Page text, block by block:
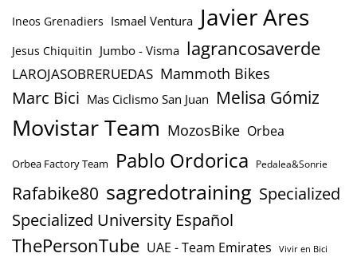
Ineos Grenadiers Ismael Ventura Javier Ares
Jesus Chiquitin Jumbo - Visma lagrancosaverde
LAROJASOBRERUEDAS Mammoth Bikes
Marc Bici Mas Ciclismo San Juan Melisa Gómiz
Movistar Team MozosBike Orbea
Orbea Factory Team Pablo Ordorica Pedalea&Sonrie
Rafabike80 sagredotraining Specialized
Specialized University Español
ThePersonTube UAE - Team Emirates Vivir en Bici